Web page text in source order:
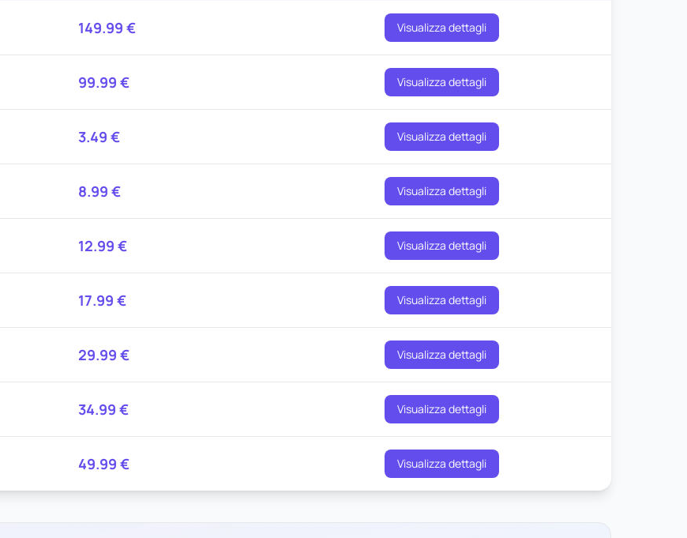
149.99 € Visualizza dettagli
99.99 € Visualizza dettagli
3.49 € Visualizza dettagli
8.99 € Visualizza dettagli
12.99 € Visualizza dettagli
17.99 € Visualizza dettagli
29.99 € Visualizza dettagli
34.99 € Visualizza dettagli
49.99 € Visualizza dettagli